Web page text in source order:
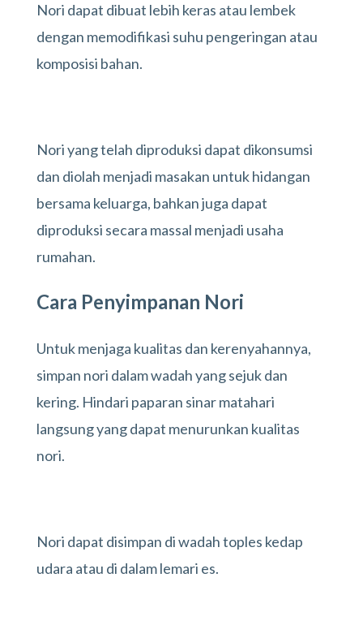
Nori dapat dibuat lebih keras atau lembek
dengan memodifikasi suhu pengeringan atau
komposisi bahan.
Nori yang telah diproduksi dapat dikonsumsi
dan diolah menjadi masakan untuk hidangan
bersama keluarga, bahkan juga dapat
diproduksi secara massal menjadi usaha
rumahan.
Cara Penyimpanan Nori
Untuk menjaga kualitas dan kerenyahannya,
simpan nori dalam wadah yang sejuk dan
kering. Hindari paparan sinar matahari
langsung yang dapat menurunkan kualitas
nori.
Nori dapat disimpan di wadah toples kedap
udara atau di dalam lemari es.